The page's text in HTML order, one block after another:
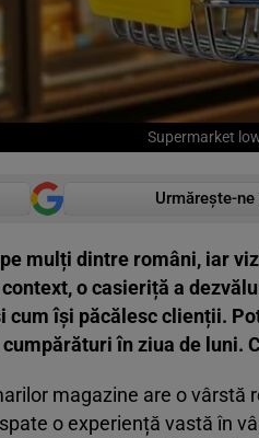
Supermarket
Urmărește-
mulți dintre români, iar
o casieriță a
cum își păcălesc clienții.
în ziua de luni.
magazine are o vârstă
o experiență vastă în